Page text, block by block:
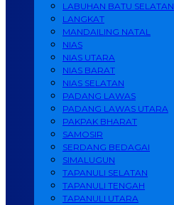
LABUHAN BATU SELATAN
LANGKAT
MANDAILING NATAL
NIAS
NIAS UTARA
NIAS BARAT
NIAS SELATAN
PADANG LAWAS
PADANG LAWAS UTARA
PAKPAK BHARAT
SAMOSIR
SERDANG BEDAGAI
SIMALUGUN
TAPANULI SELATAN
TAPANULI TENGAH
TAPANULI UTARA